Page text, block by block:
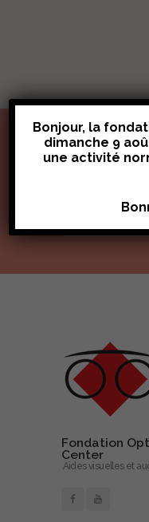
Stay
Fondation
Center
Aides visuelles et
Bonjour, la
dimanche 9
une activité